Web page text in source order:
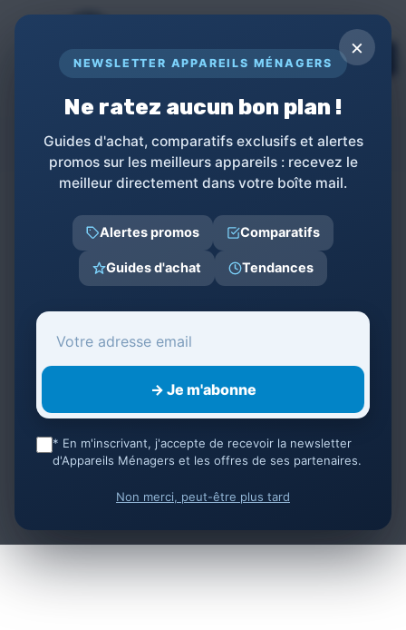
LE GUIDE COMPLET POUR APPAREILS
MÉNAGERS
TOPs
Elfcam
×
NEWSLETTER APPAREILS MÉNAGERS
Ne ratez aucun bon plan !
Guides d'achat, comparatifs exclusifs et alertes
promos sur les meilleurs appareils : recevez le
meilleur directement dans votre boîte mail.
Alertes promos Comparatifs
Guides d'achat Tendances
→ Je m'abonne
* En m'inscrivant, j'accepte de recevoir la newsletter
d'Appareils Ménagers et les offres de ses partenaires.
Non merci, peut-être plus tard
Panneau de gestion des cookies